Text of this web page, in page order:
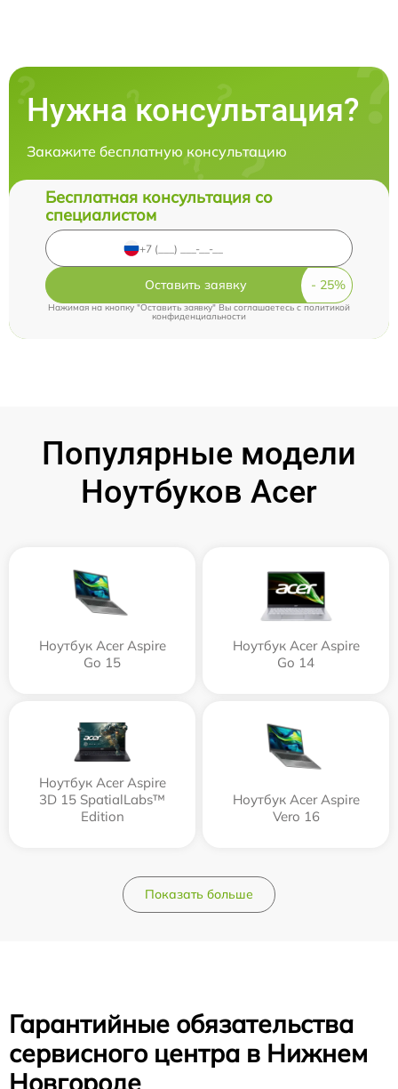
Нужна консультация?
Закажите бесплатную консультацию
Бесплатная консультация со
специалистом
Оставить заявку
Нажимая на кнопку "Оставить заявку" Вы соглашаетесь c политикой
конфиденциальности
Популярные модели
Ноутбуков Acer
Ноутбук Acer Aspire
Go 15
Ноутбук Acer Aspire
Go 14
Ноутбук Acer Aspire
3D 15 SpatialLabs™
Edition
Ноутбук Acer Aspire
Vero 16
Показать больше
Гарантийные обязательства
сервисного центра в Нижнем
Новгороде